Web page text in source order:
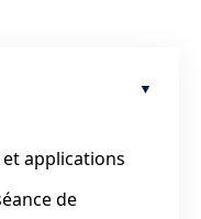
applications
de